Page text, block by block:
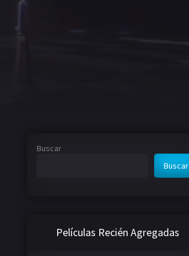
Buscar
Buscar
Películas Recién Agregadas